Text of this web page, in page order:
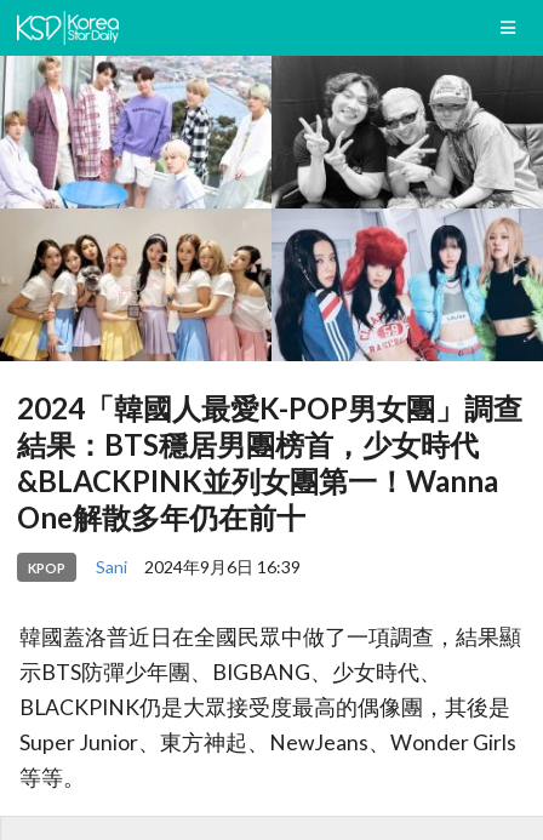
2024「韓國人最愛K-POP男女團」調查
結果：BTS穩居男團榜首，少女時代
&BLACKPINK並列女團第一！Wanna
One解散多年仍在前十
KPOP Sani 2024年9月6日 16:39
韓國蓋洛普近日在全國民眾中做了一項調查，結果顯
示BTS防彈少年團、BIGBANG、少女時代、
BLACKPINK仍是大眾接受度最高的偶像團，其後是
Super Junior、東方神起、NewJeans、Wonder Girls
等等。